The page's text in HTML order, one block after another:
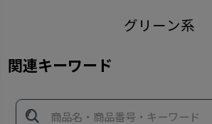
グリーン系
関連キーワード